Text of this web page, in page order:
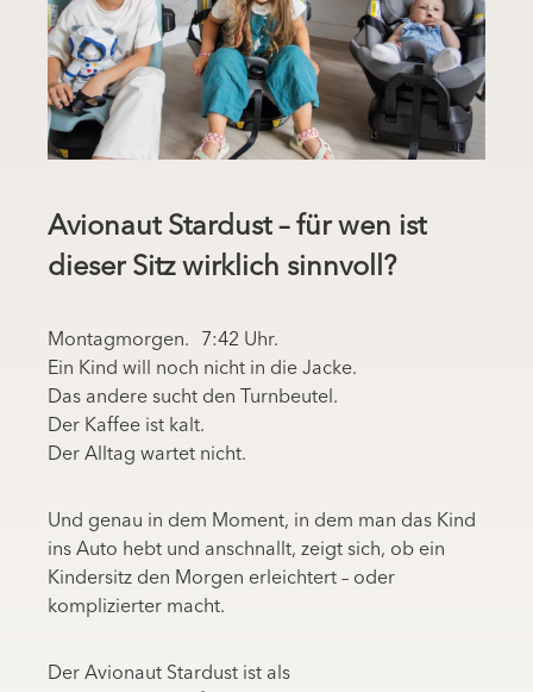
Avionaut Stardust – für wen ist
dieser Sitz wirklich sinnvoll?
Montagmorgen. 7:42 Uhr.
Ein Kind will noch nicht in die Jacke.
Das andere sucht den Turnbeutel.
Der Kaffee ist kalt.
Der Alltag wartet nicht.
Und genau in dem Moment, in dem man das Kind
ins Auto hebt und anschnallt, zeigt sich, ob ein
Kindersitz den Morgen erleichtert – oder
komplizierter macht.
Der Avionaut Stardust ist als